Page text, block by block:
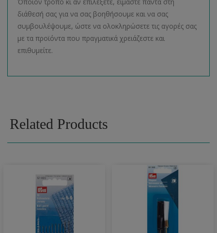
διάθεσή σας για να σας βοηθήσουμε και να σας
συμβουλέψουμε, ώστε να ολοκληρώσετε τις αγορές σας
με τα προϊόντα που πραγματικά χρειάζεστε και
επιθυμείτε.
Related Products